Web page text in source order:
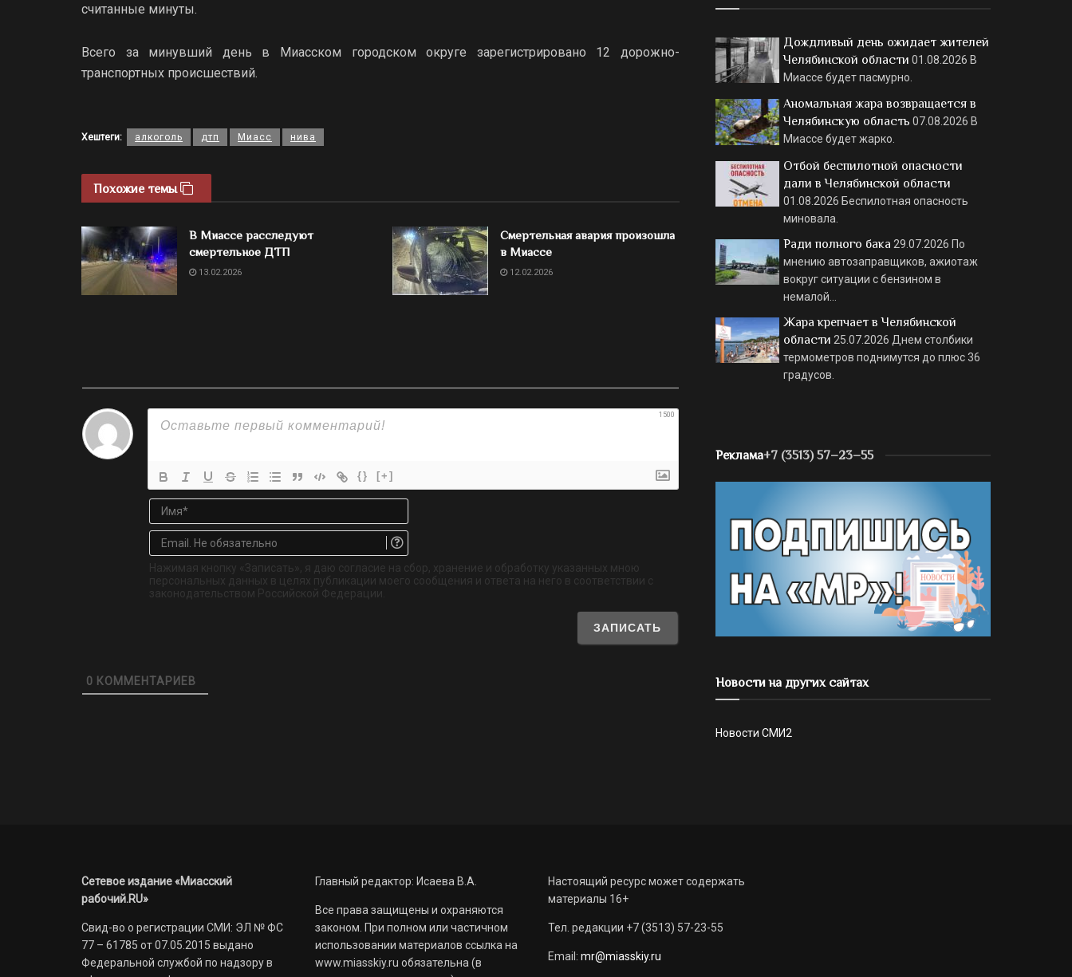
считанные минуты.
Всего за минувший день в Миасском городском округе зарегистрировано 12 дорожно-
транспортных происшествий.
Хештеги: алкоголь дтп Миасс нива
Похожие темы
В Миассе расследуют
смертельное ДТП
13.02.2026
Смертельная авария произошла
в Миассе
12.02.2026
1500
{} [+]
Имя*
Email.
обязательно
Нажимая кнопку «Записать», я даю согласие на сбор, хранение и обработку указанных мною
персональных данных в целях публикации моего сообщения и ответа на него в соответствии с
законодательством Российской Федерации.
0 КОММЕНТАРИЕВ
Дождливый день ожидает жителей
Челябинской области 01.08.2026 В
Миассе будет пасмурно.
Аномальная жара возвращается в
Челябинскую область 07.08.2026 В
Миассе будет жарко.
Отбой беспилотной опасности
дали в Челябинской области
01.08.2026 Беспилотная опасность
миновала.
Ради полного бака 29.07.2026 По
мнению автозаправщиков, ажиотаж
вокруг ситуации с бензином в
немалой…
Жара крепчает в Челябинской
области 25.07.2026 Днем столбики
термометров поднимутся до плюс 36
градусов.
Реклама+7 (3513) 57–23–55
Новости на других сайтах
Новости СМИ2
Сетевое издание «Миасский
рабочий.RU»
Свид-во о регистрации СМИ: ЭЛ № ФС
77 – 61785 от 07.05.2015 выдано
Федеральной службой по надзору в
Главный редактор: Исаева В.А.
Все права защищены и охраняются
законом. При полном или частичном
использовании материалов ссылка на
www.miasskiy.ru обязательна (в
Настоящий ресурс может содержать
материалы 16+
Тел. редакции +7 (3513) 57-23-55
Email: mr@miasskiy.ru